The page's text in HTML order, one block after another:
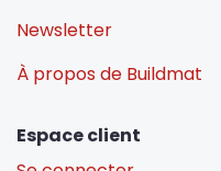
Newsletter
À propos de Buildmat
Espace client